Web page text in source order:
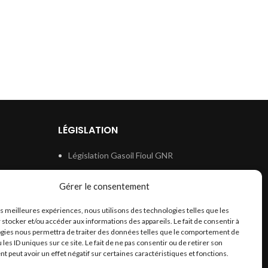
Gérer le consentement
meilleures expériences, nous utilisons des technologies telles que les
et/ou accéder aux informations des appareils. Le fait de consentir à
nous permettra de traiter des données telles que le comportement de
les ID uniques sur ce site. Le fait de ne pas consentir ou de retirer son
peut avoir un effet négatif sur certaines caractéristiques et fonctions.
LÉGISLATION
Législation Gasoil Fioul GNR
Législation Eau
Législation Lubrifiant
Législation Phytosanitaire